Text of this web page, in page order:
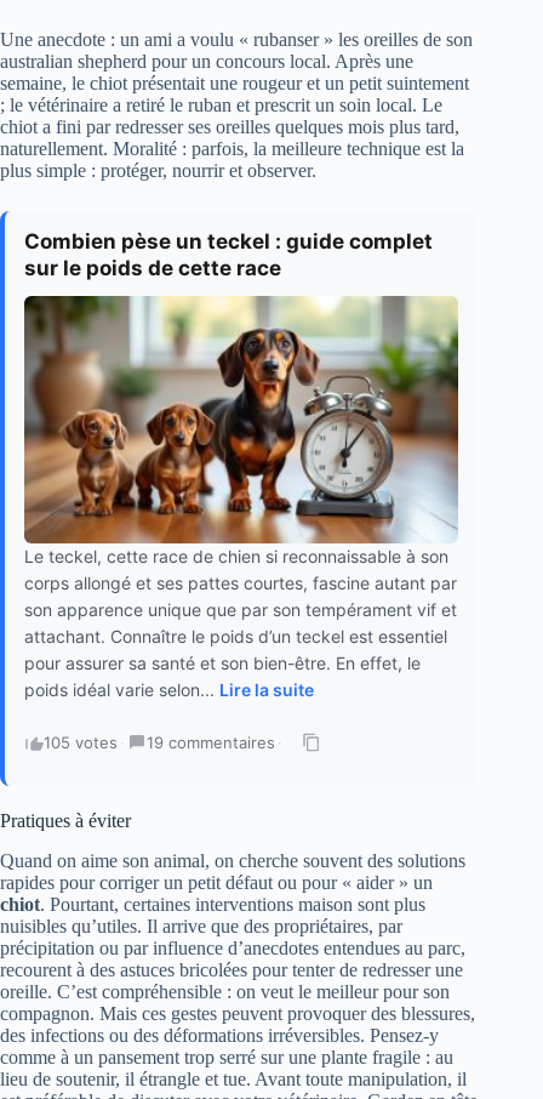
Une anecdote : un ami a voulu « rubanser » les oreilles de son
australian shepherd pour un concours local. Après une
semaine, le chiot présentait une rougeur et un petit suintement
; le vétérinaire a retiré le ruban et prescrit un soin local. Le
chiot a fini par redresser ses oreilles quelques mois plus tard,
naturellement. Moralité : parfois, la meilleure technique est la
plus simple : protéger, nourrir et observer.
Combien pèse un teckel : guide complet
sur le poids de cette race
Le teckel, cette race de chien si reconnaissable à son
corps allongé et ses pattes courtes, fascine autant par
son apparence unique que par son tempérament vif et
attachant. Connaître le poids d’un teckel est essentiel
pour assurer sa santé et son bien-être. En effet, le
poids idéal varie selon... Lire la suite
105 votes · 19 commentaires ·
Pratiques à éviter
Quand on aime son animal, on cherche souvent des solutions
rapides pour corriger un petit défaut ou pour « aider » un
chiot. Pourtant, certaines interventions maison sont plus
nuisibles qu’utiles. Il arrive que des propriétaires, par
précipitation ou par influence d’anecdotes entendues au parc,
recourent à des astuces bricolées pour tenter de redresser une
oreille. C’est compréhensible : on veut le meilleur pour son
compagnon. Mais ces gestes peuvent provoquer des blessures,
des infections ou des déformations irréversibles. Pensez-y
comme à un pansement trop serré sur une plante fragile : au
lieu de soutenir, il étrangle et tue. Avant toute manipulation, il